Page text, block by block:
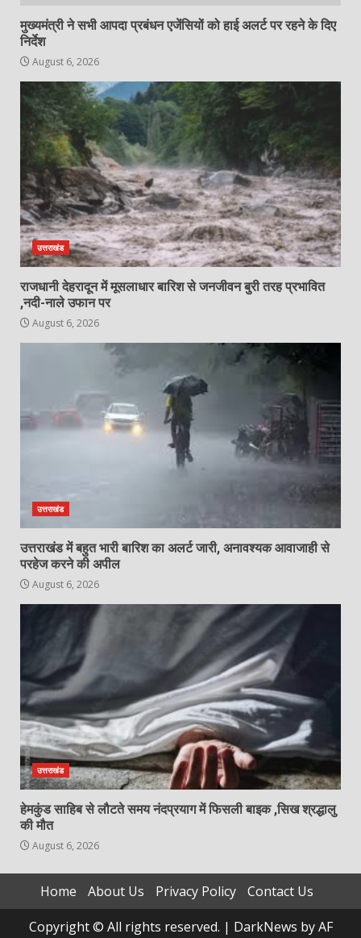
मुख्यमंत्री ने सभी आपदा प्रबंधन एजेंसियों को हाई अलर्ट पर रहने के दिए
निर्देश
August 6, 2026
उत्तराखंड
राजधानी देहरादून में मूसलाधार बारिश से जनजीवन बुरी तरह प्रभावित
,नदी-नाले उफान पर
August 6, 2026
उत्तराखंड
उत्तराखंड में बहुत भारी बारिश का अलर्ट जारी, अनावश्यक आवाजाही से
परहेज करने की अपील
August 6, 2026
उत्तराखंड
हेमकुंड साहिब से लौटते समय नंदप्रयाग में फिसली बाइक ,सिख श्रद्धालु
की मौत
August 6, 2026
Home About Us Privacy Policy
Contact Us
Copyright © All rights reserved. | DarkNews by AF